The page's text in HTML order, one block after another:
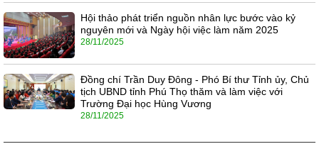
Hội thảo phát triển nguồn nhân lực bước vào kỷ
nguyên mới và Ngày hội việc làm năm 2025
28/11/2025
Đồng chí Trần Duy Đông - Phó Bí thư Tỉnh ủy, Chủ
tịch UBND tỉnh Phú Thọ thăm và làm việc với
Trường Đại học Hùng Vương
28/11/2025